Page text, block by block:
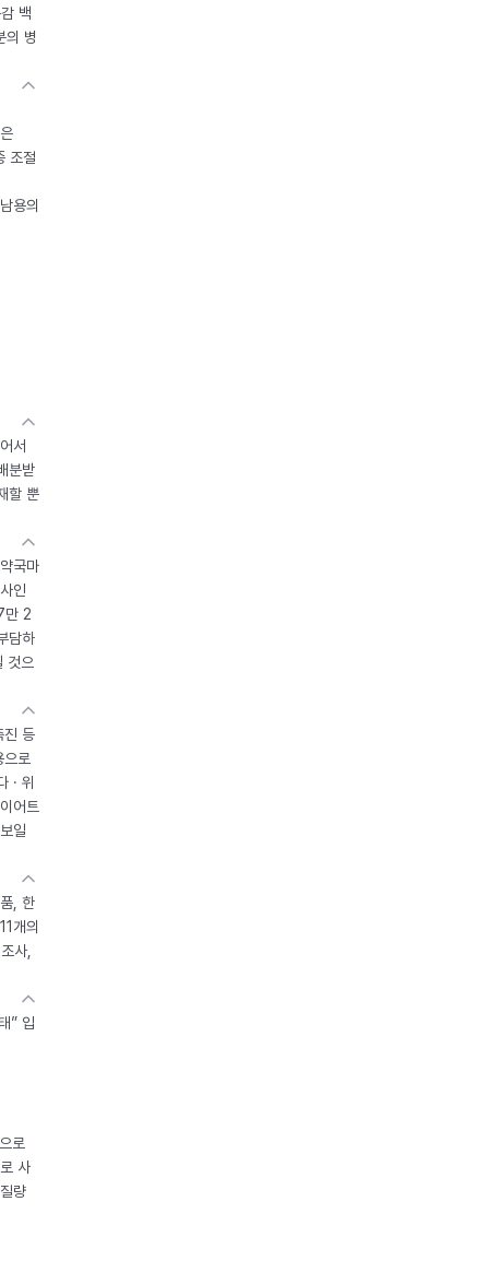
백
의 병
조절
용의
서
분받
할 뿐
국마
인
만 2
담하
것으
진 등
로
· 위
어트
일
, 한
개의
사,
” 입
로
사
량